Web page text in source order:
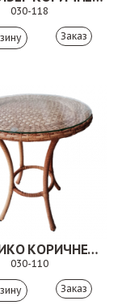
030-118
Заказ
СТОЛ РИКО КОРИЧНЕВЫЙ
030-110
Заказ